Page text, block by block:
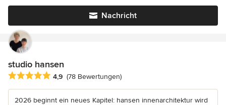
Nachricht
studio hansen
Durchschnittliche Bewertung: 4.9 von 5 Sternen
4,9 (78 Bewertungen)
2026 beginnt ein neues Kapitel: hansen innenarchitektur wird